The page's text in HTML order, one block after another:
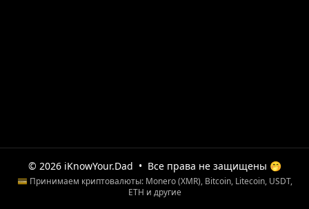
© 2026 iKnowYour.Dad • Все права не защищены 🤭
💳 Принимаем криптовалюты: Monero (XMR), Bitcoin, Litecoin, USDT,
ETH и другие